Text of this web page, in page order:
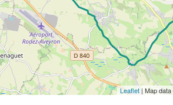
Leaflet | Map